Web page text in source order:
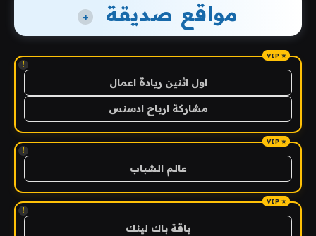
مواقع صديقة +
!
اول اثنين ريادة اعمال
مشاركة ارباح ادسنس
!
عالم الشباب
!
باقة باك لينك